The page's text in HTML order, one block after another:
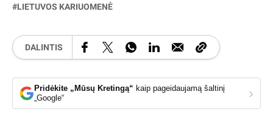
LIETUVOS KARIUOMENĖ
DALINTIS
Pridėkite „Mūsų Kretingą“ kaip pageidaujamą šaltinį
„Google“
›